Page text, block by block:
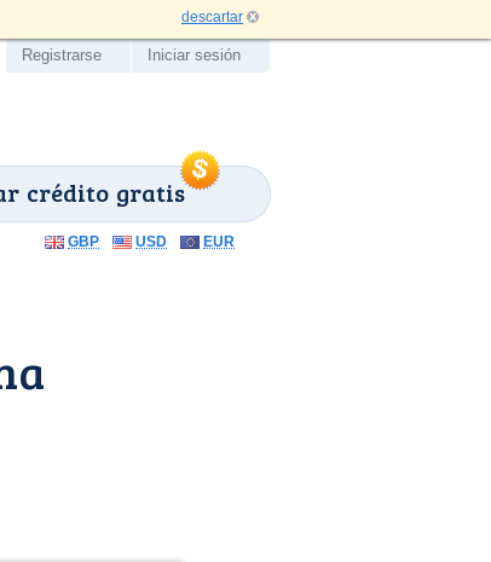
descartar
crédito gratis
Registrarse Iniciar sesión
GBP USD EUR